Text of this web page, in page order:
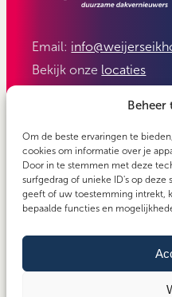
Beheer
Om de beste ervaringen te
cookies om informatie over je
Door in te stemmen met deze
surfgedrag of unieke ID's op
geeft of uw toestemming intrekt,
bepaalde functies en
Email:
Bekijk onze locaties